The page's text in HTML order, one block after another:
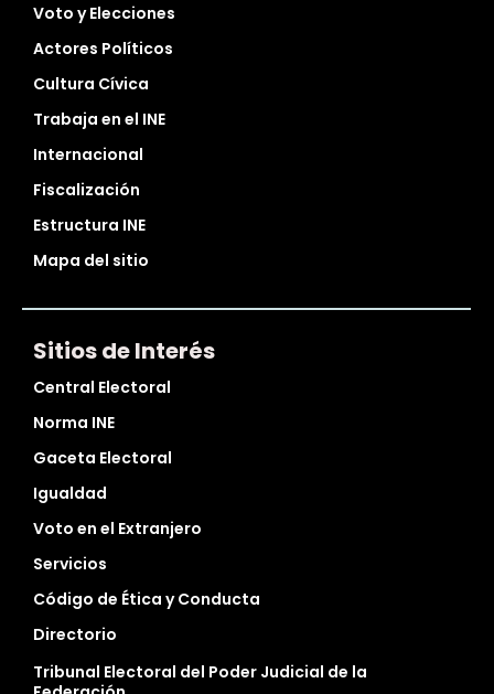
Voto y Elecciones
Actores Políticos
Cultura Cívica
Trabaja en el INE
Internacional
Fiscalización
Estructura INE
Mapa del sitio
Sitios de Interés
Central Electoral
Norma INE
Gaceta Electoral
Igualdad
Voto en el Extranjero
Servicios
Código de Ética y Conducta
Directorio
Tribunal Electoral del Poder Judicial de la